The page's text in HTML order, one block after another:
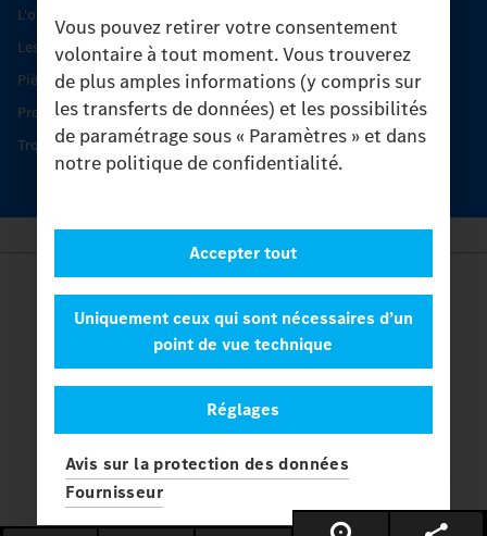
Vous pouvez retirer votre consentement
volontaire à tout moment. Vous trouverez
de plus amples informations (y compris sur
les transferts de données) et les possibilités
de paramétrage sous « Paramètres » et dans
notre politique de confidentialité.
Réglages
Uniquement ceux qui sont nécessaires d’un
point de vue technique
Accepter tout
Avis sur la protection des données
Fournisseur
L'offre de services Unimog
Les produits phares
Pièces d’origine
Protection et maintien de la valeur
Trouver un partenaire
Provider
Legal Notice
Contact
Protection des données
Paramètres
© 2026 Daimler Truck AG. Tous les droits sont réservés.
Mercedes-Benz sont des marques deMercedes-Benz Group AG.